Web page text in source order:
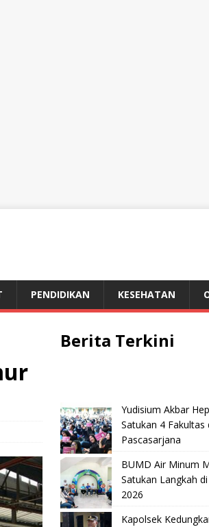
PENDIDIKAN KESEHATAN
Berita Terkini
Yudisium Akbar
Satukan 4 Fakultas
Pascasarjana
BUMD Air Minum
Satukan Langkah
2026
Kapolsek